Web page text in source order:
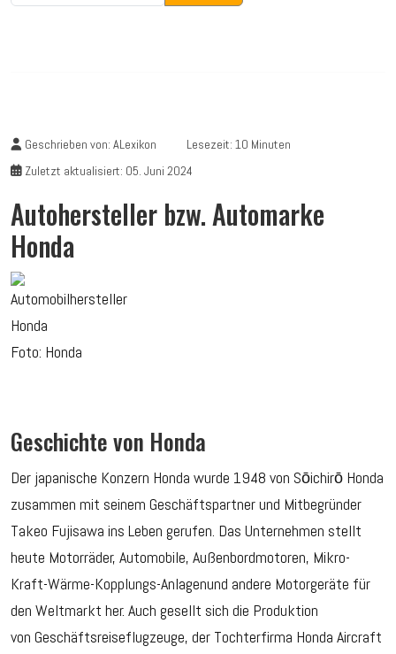
Geschrieben von: ALexikon
Lesezeit: 10 Minuten
Zuletzt aktualisiert: 05. Juni 2024
Autohersteller bzw. Automarke
Honda
Foto: Honda
Geschichte von Honda
Der japanische Konzern Honda wurde 1948 von Sōichirō Honda
zusammen mit seinem Geschäftspartner und Mitbegründer
Takeo Fujisawa ins Leben gerufen. Das Unternehmen stellt
heute Motorräder, Automobile, Außenbordmotoren, Mikro-
Kraft-Wärme-Kopplungs-Anlagenund andere Motorgeräte für
den Weltmarkt her. Auch gesellt sich die Produktion
von Geschäftsreiseflugzeuge, der Tochterfirma Honda Aircraft